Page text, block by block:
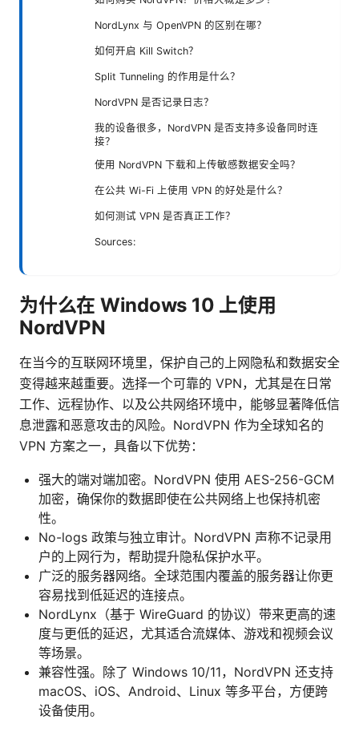
NordLynx 与 OpenVPN 的区别在哪？
如何开启 Kill Switch？
Split Tunneling 的作用是什么？
NordVPN 是否记录日志？
我的设备很多，NordVPN 是否支持多设备同时连
接？
使用 NordVPN 下载和上传敏感数据安全吗？
在公共 Wi-Fi 上使用 VPN 的好处是什么？
如何测试 VPN 是否真正工作？
Sources:
为什么在 Windows 10 上使用
NordVPN
在当今的互联网环境里，保护自己的上网隐私和数据安全
变得越来越重要。选择一个可靠的 VPN，尤其是在日常
工作、远程协作、以及公共网络环境中，能够显著降低信
息泄露和恶意攻击的风险。NordVPN 作为全球知名的
VPN 方案之一，具备以下优势：
强大的端对端加密。NordVPN 使用 AES-256-GCM
加密，确保你的数据即使在公共网络上也保持机密
性。
No-logs 政策与独立审计。NordVPN 声称不记录用
户的上网行为，帮助提升隐私保护水平。
广泛的服务器网络。全球范围内覆盖的服务器让你更
容易找到低延迟的连接点。
NordLynx（基于 WireGuard 的协议）带来更高的速
度与更低的延迟，尤其适合流媒体、游戏和视频会议
等场景。
兼容性强。除了 Windows 10/11，NordVPN 还支持
macOS、iOS、Android、Linux 等多平台，方便跨
设备使用。